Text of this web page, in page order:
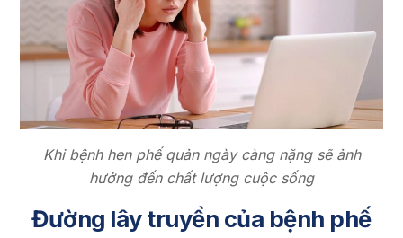
Khi bệnh hen phế quản ngày càng nặng sẽ ảnh
hưởng đến chất lượng cuộc sống
Đường lây truyền của bệnh phế